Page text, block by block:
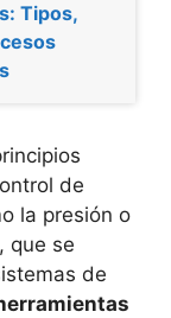
Tipos,
de
la presión o
que se
de